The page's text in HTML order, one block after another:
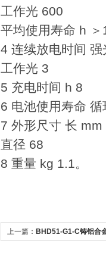
工作光 600
平均使用寿命 h ＞
4 连续放电时间
工作光 3
5 充电时间 h 8
6 电池使用寿命
7 外形尺寸 长 mm
直径 68
8 重量 kg 1.1。
上一篇： BHD51-G1-C铸铝合